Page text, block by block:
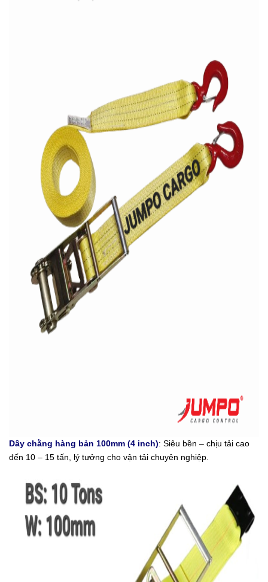
Dây chằng hàng bản 100mm (4 inch): Siêu bền – chịu tải cao
đến 10 – 15 tấn, lý tưởng cho vận tải chuyên nghiệp.